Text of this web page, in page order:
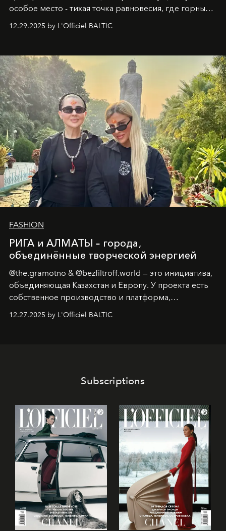
особое место - тихая точка равновесия, где горные
глубинами человеческой души. Здесь, на стыке
Ольга Потапова - женщина, чей путь от поиска
истины превратился в искусство превращения
человеческих кризисов в возможности для
возрождения.
12.29.2025 by L'Officiel BALTIC
FASHION
РИГА и АЛМАТЫ – города,
объединённые творческой энергией
@the.gramotno & @bezfiltroff.world — это инициатива,
объединяющая Казахстан и Европу. У проекта есть
собственное производство и платформа,
решения для дизайнеров и молодых брендов.
12.27.2025 by L'Officiel BALTIC
Subscriptions